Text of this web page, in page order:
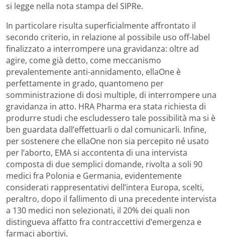
si legge nella nota stampa del SIPRe.
In particolare risulta superficialmente affrontato il
secondo criterio, in relazione al possibile uso off-label
finalizzato a interrompere una gravidanza: oltre ad
agire, come già detto, come meccanismo
prevalentemente anti-annidamento, ellaOne è
perfettamente in grado, quantomeno per
somministrazione di dosi multiple, di interrompere una
gravidanza in atto. HRA Pharma era stata richiesta di
produrre studi che escludessero tale possibilità ma si è
ben guardata dall’effettuarli o dal comunicarli. Infine,
per sostenere che ellaOne non sia percepito né usato
per l’aborto, EMA si accontenta di una intervista
composta di due semplici domande, rivolta a soli 90
medici fra Polonia e Germania, evidentemente
considerati rappresentativi dell’intera Europa, scelti,
peraltro, dopo il fallimento di una precedente intervista
a 130 medici non selezionati, il 20% dei quali non
distingueva affatto fra contraccettivi d’emergenza e
farmaci abortivi.